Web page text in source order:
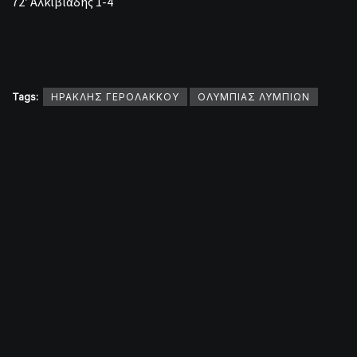
Tags: ΗΡΑΚΛΗΣ ΓΕΡΟΛΑΚΚΟΥ ΟΛΥΜΠΙΑΣ ΛΥΜΠΙΩΝ